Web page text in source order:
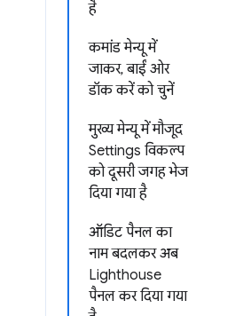
है
कमांड मेन्यू में
जाकर, बाईं ओर
डॉक करें को चुनें
मुख्य मेन्यू में मौजूद
Settings विकल्प
को दूसरी जगह भेज
दिया गया है
ऑडिट पैनल का
नाम बदलकर अब
Lighthouse
पैनल कर दिया गया